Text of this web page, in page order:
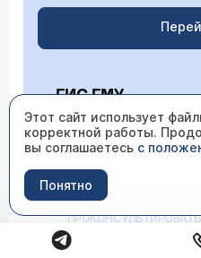
ГИС ГМУ
ИМЕЮТСЯ
Этот сайт использует
корректной работы.
вы соглашаетесь с
Понятно